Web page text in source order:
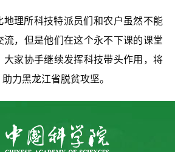
地理所科技特派员们和农 户虽然不能
流，但是他们在这个永不下课的课堂
大家协手继续发挥科技带头作用，将
力黑龙江省脱贫攻坚。